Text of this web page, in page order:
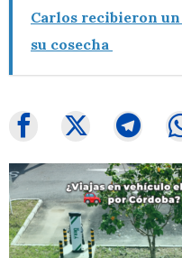
Carlos recibieron
su cosecha